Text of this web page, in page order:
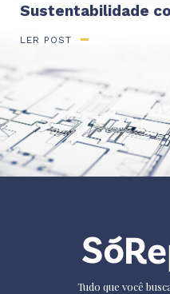
Sustentabilidade
LER POST
Tudo que você